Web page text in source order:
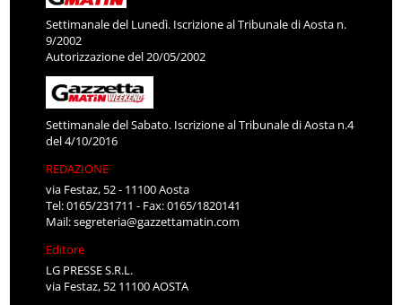
Settimanale del Lunedì. Iscrizione al Tribunale di Aosta n.
9/2002
Autorizzazione del 20/05/2002
Settimanale del Sabato. Iscrizione al Tribunale di Aosta n.4
del 4/10/2016
REDAZIONE
via Festaz, 52 - 11100 Aosta
Tel: 0165/231711 - Fax: 0165/1820141
Mail:segreteria@gazzettamatin.com
Editore
LG PRESSE S.R.L.
via Festaz, 52 11100 AOSTA